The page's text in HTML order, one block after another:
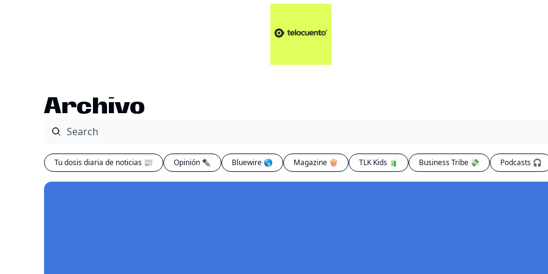
Archivo
Tu dosis diaria de noticias 📰 Opinión ✒️ Bluewire 🌎 Magazine 🍿 TLK Kids 🧃 Business Tribe 💸 Podcasts 🎧